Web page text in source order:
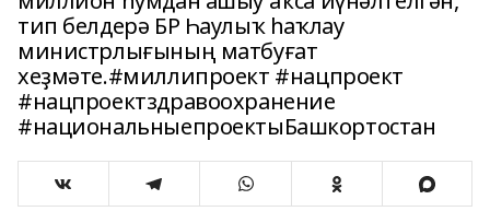
тип белдерә БР Һаулыҡ һаҡлау
министрлығының матбуғат
хеҙмәте.#миллипроект #нацпроект
#нацпроектздравоохранение
#национальныепроектыБашкортостан